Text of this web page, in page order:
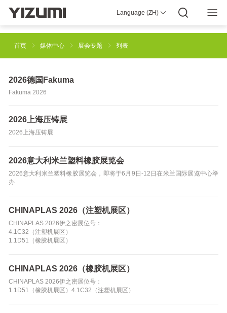
Language (ZH)
企业介绍 YIZUMI全球 全球智慧
YIZUMI绿色
下载专区
首页
媒体中心 展会专题 列表
2026德国Fakuma
Fakuma 2026
2026上海压铸展
2026上海压铸展
2026意大利米兰塑料橡胶展览会
2026意大利米兰塑料橡胶展览会，即将于6月9日-12日在米兰国际展览中心举
办
CHINAPLAS 2026（注塑机展区）
CHINAPLAS 2026伊之密展位号：
4.1C32（注塑机展区）
1.1D51（橡胶机展区）
CHINAPLAS 2026（橡胶机展区）
CHINAPLAS 2026伊之密展位号：
1.1D51（橡胶机展区）4.1C32（注塑机展区）